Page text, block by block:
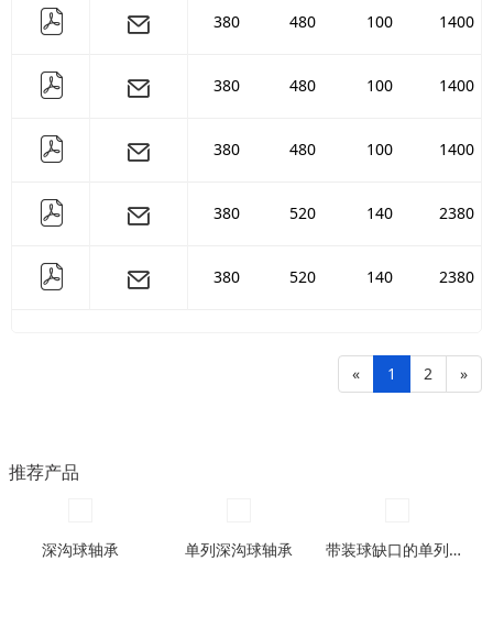
380 480 100 1400
380 480 100 1400
380 480 100 1400
380 520 140 2380
380 520 140 2380
« 1 2 »
推荐产品
深沟球轴承 单列深沟球轴承 带装球缺口的单列深沟球轴承